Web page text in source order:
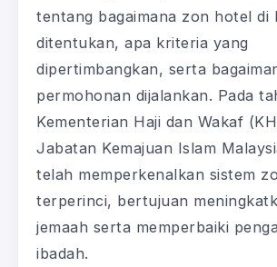
tentang bagaimana zon hotel di
ditentukan, apa kriteria yang
dipertimbangkan, serta
permohonan dijalankan. Pada
Kementerian Haji dan Wakaf
Jabatan Kemajuan Islam
telah memperkenalkan sistem
terperinci, bertujuan
jemaah serta memperbaiki
ibadah.